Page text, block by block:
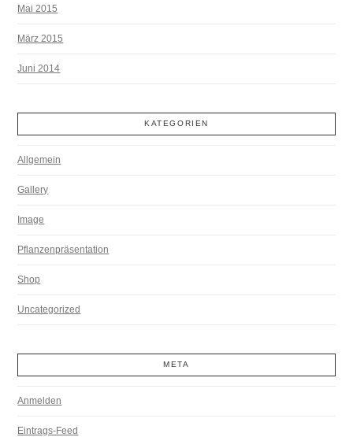
Mai 2015
März 2015
Juni 2014
KATEGORIEN
Allgemein
Gallery
Image
Pflanzenpräsentation
Shop
Uncategorized
META
Anmelden
Eintrags-Feed